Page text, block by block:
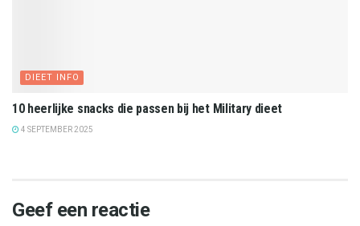
DIEET INFO
10 heerlijke snacks die passen bij het Military dieet
4 SEPTEMBER 2025
Geef een reactie